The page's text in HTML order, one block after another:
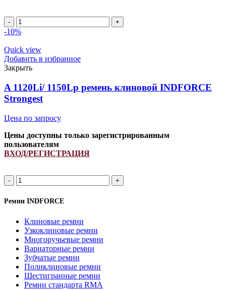
Ремень
661244.0/
INDFORCE
quantity
-10%
Quick view
Добавить в избранное
Закрыть
A 1120Li/ 1150Lp ремень клиновой INDFORCE
Strongest
Цена по запросу
Цены доступны только зарегистрированным
пользователям
ВХОД/РЕГИСТРАЦИЯ
A
1120Li/
1150Lp
ремень
INDFORCE
Strongest
quantity
Ремни INDFORCE
Клиновые ремни
Узкоклиновые ремни
Многоручьевые ремни
Вариаторные ремни
Зубчатые ремни
Поликлиновые ремни
Шестигранные ремни
Ремни стандарта RMA